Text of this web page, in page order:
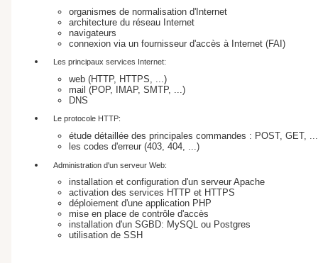
organismes de normalisation d'Internet
architecture du réseau Internet
navigateurs
connexion via un fournisseur d'accès à Internet (FAI)
Les principaux services Internet:
web (HTTP, HTTPS, ...)
mail (POP, IMAP, SMTP, ...)
DNS
Le protocole HTTP:
étude détaillée des principales commandes : POST, GET, ...
les codes d'erreur (403, 404, ...)
Administration d'un serveur Web:
installation et configuration d'un serveur Apache
activation des services HTTP et HTTPS
déploiement d'une application PHP
mise en place de contrôle d'accès
installation d'un SGBD: MySQL ou Postgres
utilisation de SSH